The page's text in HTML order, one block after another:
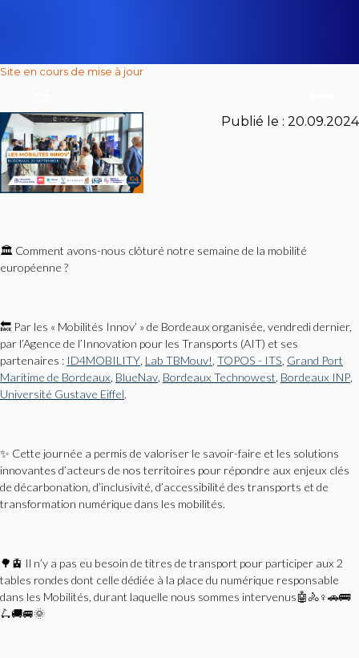
Site en cours de mise à jour
Publié le : 20.09.2024
🏛️ Comment avons-nous clôturé notre semaine de la mobilité
européenne ?
🔙 Par les « Mobilités Innov’ » de Bordeaux organisée, vendredi dernier,
par l’Agence de l’Innovation pour les Transports (AIT) et ses
partenaires : ID4MOBILITY, Lab TBMouv!, TOPOS - ITS, Grand Port
Maritime de Bordeaux, BlueNav, Bordeaux Technowest, Bordeaux INP,
Université Gustave Eiffel.
✨ Cette journée a permis de valoriser le savoir-faire et les solutions
innovantes d’acteurs de nos territoires pour répondre aux enjeux clés
de décarbonation, d’inclusivité, d’accessibilité des transports et de
transformation numérique dans les mobilités.
🌳🚊 Il n’y a pas eu besoin de titres de transport pour participer aux 2
tables rondes dont celle dédiée à la place du numérique responsable
dans les Mobilités, durant laquelle nous sommes intervenus🤖🚴♀️🚗🚌
🛴🚚🚐🌞